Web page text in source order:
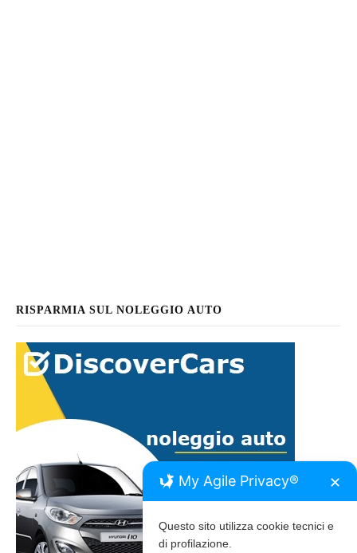
RISPARMIA SUL NOLEGGIO AUTO
My Agile Privacy® ✕
Questo sito utilizza cookie tecnici e
di profilazione.